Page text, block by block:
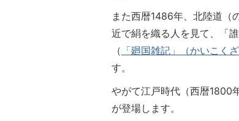
また西暦1486年、北陸道（
近で絹を織る人を見て、「
（ 「廻国雑記」（かいこく
す。
やがて江戸時代（西暦1800
が登場します。